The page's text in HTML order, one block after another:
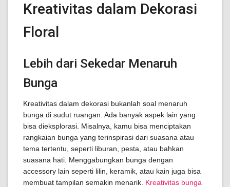
Kreativitas dalam Dekorasi
Floral
Lebih dari Sekedar Menaruh
Bunga
Kreativitas dalam dekorasi bukanlah soal menaruh
bunga di sudut ruangan. Ada banyak aspek lain yang
bisa dieksplorasi. Misalnya, kamu bisa menciptakan
rangkaian bunga yang terinspirasi dari suasana atau
tema tertentu, seperti liburan, pesta, atau bahkan
suasana hati. Menggabungkan bunga dengan
accessory lain seperti lilin, keramik, atau kain juga bisa
membuat tampilan semakin menarik. Kreativitas bunga